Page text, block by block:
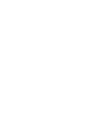
230V
구